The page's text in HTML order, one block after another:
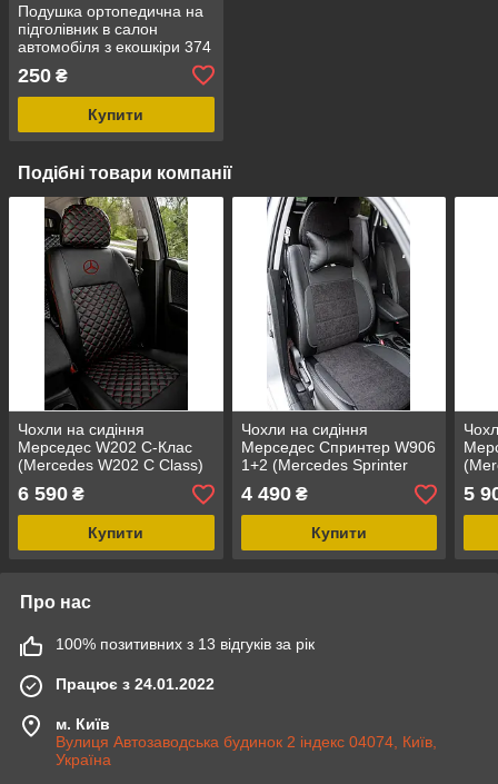
Подушка ортопедична на
підголівник в салон
автомобіля з екошкіри 374
250 ₴
Купити
Подібні товари компанії
Чохли на сидіння
Мерседес W202 С-Клас
(Mercedes W202 С Class)
MAX-S екошкіра преміум
арагона
6 590 ₴
Купити
Чохли на сидіння
Мерседес Спринтер W906
1+2 (Mercedes Sprinter
W906 1+2) MAX-K
комбіновані аригона
алькантара
4 490₴
Купити
5
Про нас
100% позитивних з 13 відгуків за рік
Працює з 24.01.2022
м. Київ
Вулиця Автозаводська будинок 2 індекс 04074, Київ,
Україна